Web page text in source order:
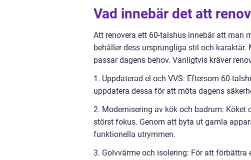
Vad innebär det att
Att renovera ett 60-talshus innebär att man
behåller dess ursprungliga stil och
passar dagens behov. Vanligtvis kräver
1. Uppdaterad el och VVS: Eftersom 60-
uppdatera dessa för att möta dagens
2. Modernisering av kök och badrum:
störst fokus. Genom att byta ut gamla
funktionella utrymmen.
3. Golvvärme och isolering: För att